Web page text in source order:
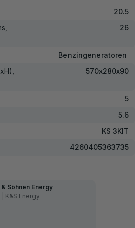
20.5
26
Benzingeneratoren
570х280х90
5
5.6
KS 3KIT
4260405363735
Söhnen Energy
K&S Energy